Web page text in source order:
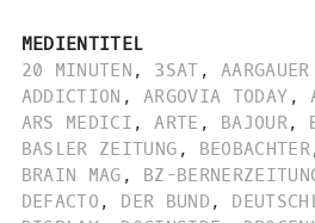
MEDIENTITEL
20 MINUTEN , 3SAT ,
ADDICTION , ARGOVIA TODAY ,
ARS MEDICI , ARTE , BAJOUR,
BASLER ZEITUNG , BEOBACHTER
BRAIN MAG , BZ-
DEFACTO , DER BUND ,